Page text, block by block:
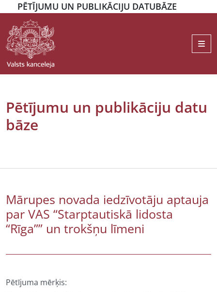
PĒTĪJUMU UN PUBLIKĀCIJU DATUBĀZE
Pētījumu un publikāciju datu
bāze
Mārupes novada iedzīvotāju aptauja
par VAS “Starptautiskā lidosta
“Rīga”” un trokšņu līmeni
Pētījuma mērķis: